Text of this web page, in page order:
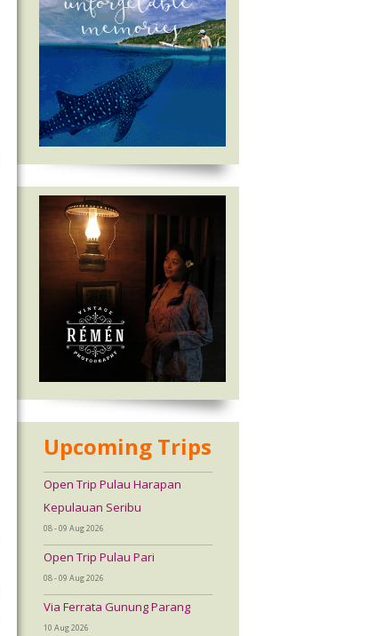
Upcoming Trips
Open Trip Pulau Harapan
Kepulauan Seribu
08 - 09 Aug 2026
Open Trip Pulau Pari
08 - 09 Aug 2026
Via Ferrata Gunung Parang
10 Aug 2026